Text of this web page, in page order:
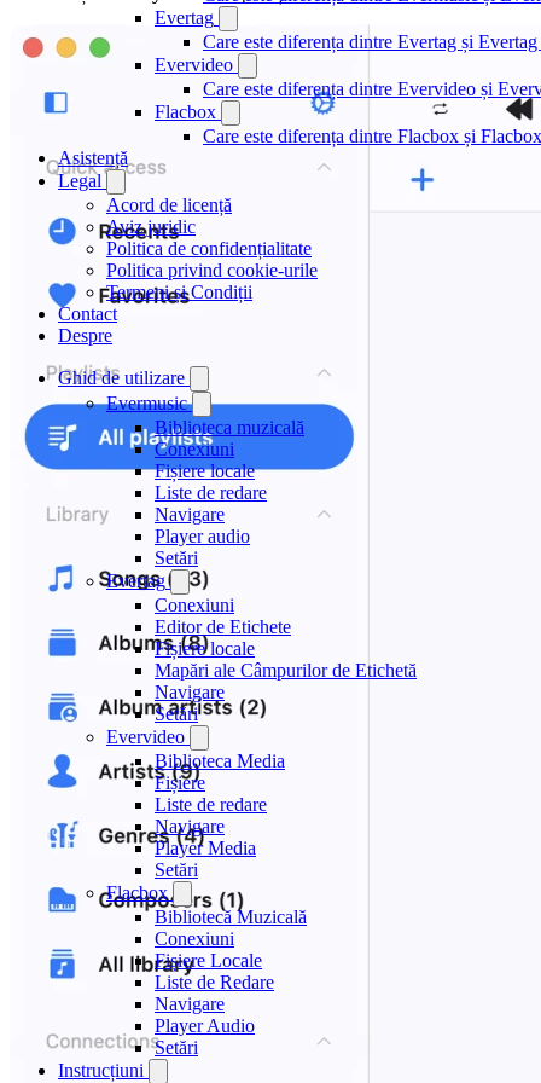
Evertag
Care este diferența dintre Evertag și
Evervideo
Care este diferența dintre Evervideo și
Flacbox
Care este diferența dintre Flacbox și
Asistență
Legal
Acord de licență
Aviz juridic
Politica de confidențialitate
Politica privind cookie-urile
Termeni și Condiții
Contact
Despre
Ghid de utilizare
Evermusic
Biblioteca muzicală
Conexiuni
Fișiere locale
Liste de redare
Navigare
Player audio
Setări
Evertag
Conexiuni
Editor de Etichete
Fișiere locale
Mapări ale Câmpurilor de Etichetă
Navigare
Setări
Evervideo
Biblioteca Media
Fișiere
Liste de redare
Navigare
Player Media
Setări
Flacbox
Bibliotecă Muzicală
Conexiuni
Fișiere Locale
Liste de Redare
Navigare
Player Audio
Setări
Instrucțiuni